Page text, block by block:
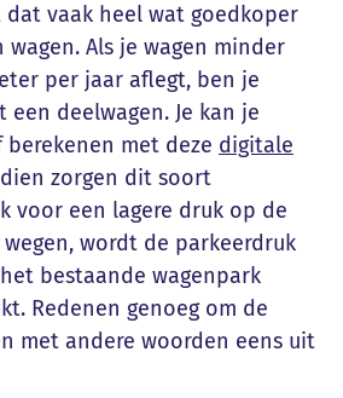
vaak heel wat goedkoper
Als je wagen minder
per jaar aflegt, ben je
deelwagen. Je kan je
met deze digitale
zorgen dit soort
voor een lagere druk op de
wordt de parkeerdruk
bestaande wagenpark
Redenen genoeg om de
met andere woorden eens uit